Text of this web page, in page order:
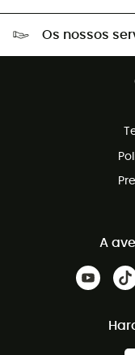
Os nossos
A